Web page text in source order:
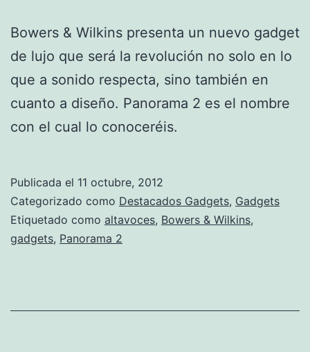
Bowers & Wilkins presenta un nuevo gadget
de lujo que será la revolución no solo en lo
que a sonido respecta, sino también en
cuanto a diseño. Panorama 2 es el nombre
con el cual lo conoceréis.
Publicada el 11 octubre, 2012
Categorizado como Destacados Gadgets, Gadgets
Etiquetado como altavoces, Bowers & Wilkins,
gadgets, Panorama 2